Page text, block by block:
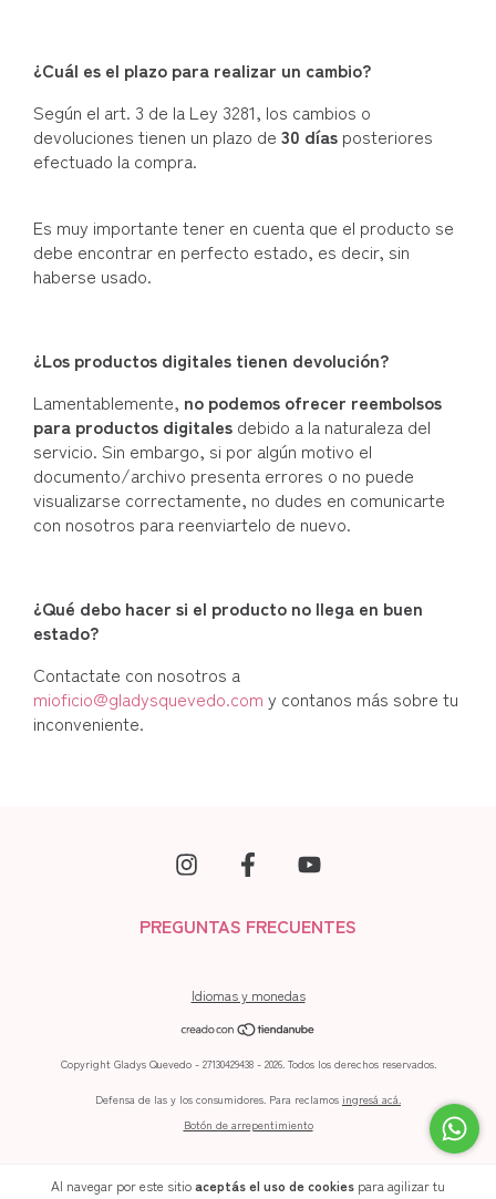
Al navegar por este sitioaceptás el uso de cookies para agilizar tu
¿Cuál es el plazo para realizar un cambio?
Según el art. 3 de la Ley 3281, los cambios o
devoluciones tienen un plazo de 30 días posteriores
efectuado la compra.
Es muy importante tener en cuenta que el producto se
debe encontrar en perfecto estado, es decir, sin
haberse usado.
¿Los productos digitales tienen devolución?
Lamentablemente, no podemos ofrecer reembolsos
para productos digitales debido a la naturaleza del
servicio. Sin embargo, si por algún motivo el
documento/archivo presenta errores o no puede
visualizarse correctamente, no dudes en comunicarte
con nosotros para reenviartelo de nuevo.
¿Qué debo hacer si el producto no llega en buen
estado?
Contactate con nosotros a
mioficio@gladysquevedo.com y contanos más sobre tu
inconveniente.
PREGUNTAS FRECUENTES
Idiomas y monedas
Copyright Gladys Quevedo - 27130429438 - 2026. Todos los derechos reservados.
Defensa de las y los consumidores. Para reclamos ingresá acá.
Botón de arrepentimiento